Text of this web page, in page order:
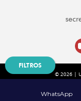
FILTROS
© 2026 |
WhatsApp